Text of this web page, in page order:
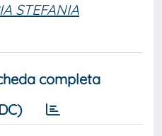
STEFANIA
completa